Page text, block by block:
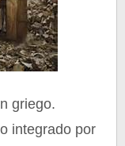
griego.
integrado por